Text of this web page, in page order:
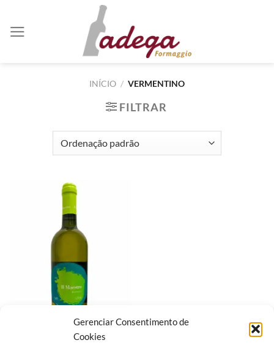
Gerenciar Consentimento de
Cookies
INÍCIO / VERMENTINO
FILTRAR